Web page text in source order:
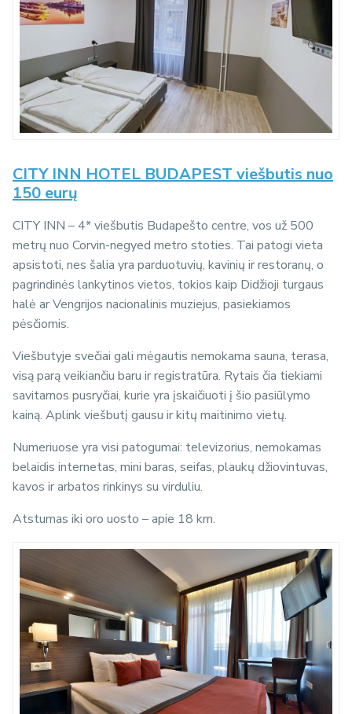
CITY INN HOTEL BUDAPEST viešbutis nuo
150 eurų
CITY INN – 4* viešbutis Budapešto centre, vos už 500
metrų nuo Corvin-negyed metro stoties. Tai patogi vieta
apsistoti, nes šalia yra parduotuvių, kavinių ir restoranų, o
pagrindinės lankytinos vietos, tokios kaip Didžioji turgaus
halė ar Vengrijos nacionalinis muziejus, pasiekiamos
pėsčiomis.
Viešbutyje svečiai gali mėgautis nemokama sauna, terasa,
visą parą veikiančiu baru ir registratūra. Rytais čia tiekiami
savitarnos pusryčiai, kurie yra įskaičiuoti į šio pasiūlymo
kainą. Aplink viešbutį gausu ir kitų maitinimo vietų.
Numeriuose yra visi patogumai: televizorius, nemokamas
belaidis internetas, mini baras, seifas, plaukų džiovintuvas,
kavos ir arbatos rinkinys su virduliu.
Atstumas iki oro uosto – apie 18 km.